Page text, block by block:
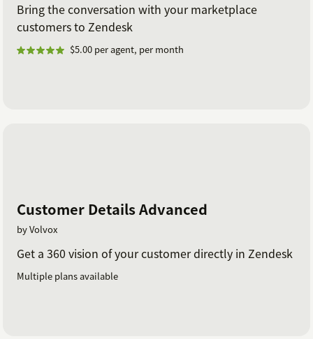
Bring the conversation with your marketplace
customers to Zendesk
$5.00 per agent, per month
Customer Details Advanced
by Volvox
Get a 360 vision of your customer directly in Zendesk
Multiple plans available